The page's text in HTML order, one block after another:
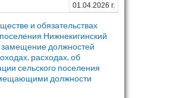
01.04.2026 г.
и обязательствах
Нижнекигинский
замещение должностей
расходах, об
сельского поселения
должности